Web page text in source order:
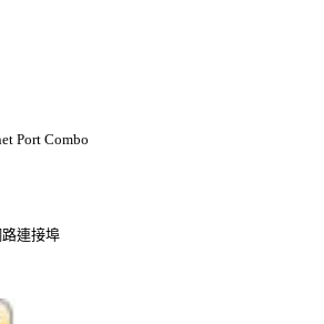
Port Combo
連接埠